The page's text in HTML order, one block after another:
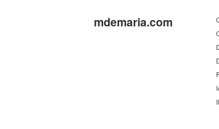
mdemaria.com